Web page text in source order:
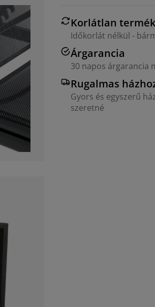
Korlátlan
Időkorlát nélkül -
Árgarancia
30 napos árgarancia
Rugalmas
Gyors és egyszerű
szeretné